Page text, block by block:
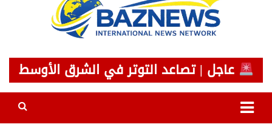
BAZNEWS
شبكة باز الإخبارية
عاجل | تصاعد التوتر في الشرق الأوسط